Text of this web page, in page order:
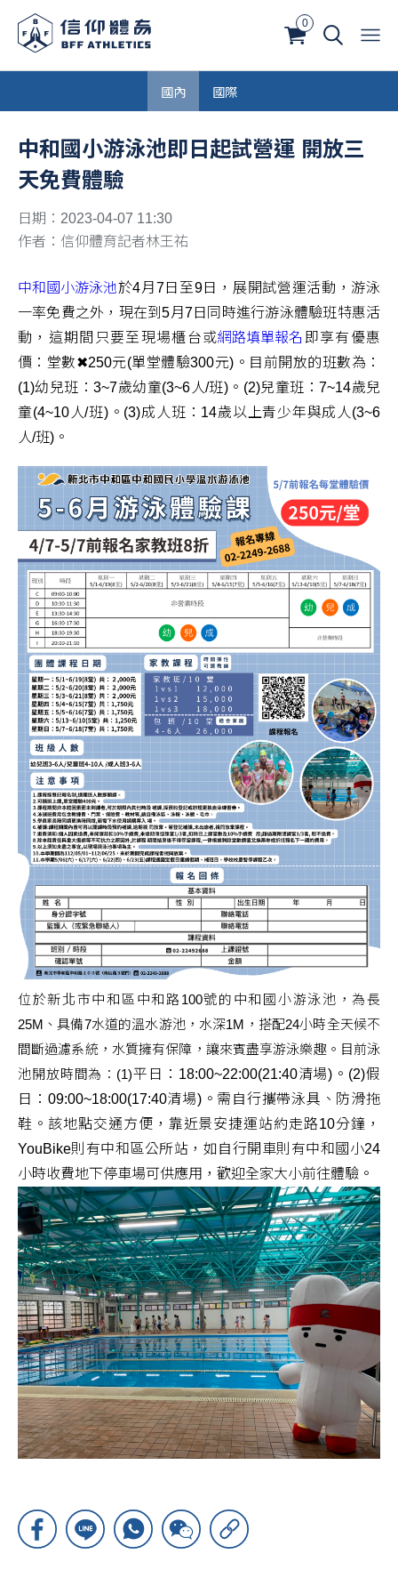
0
國內 國際
中和國小游泳池即日起試營運 開放三
天免費體驗
日期：2023-04-07 11:30
作者：信仰體育記者林王祐
中和國小游泳池於4月7日至9日，展開試營運活動，游泳
一率免費之外，現在到5月7日同時進行游泳體驗班特惠活
動，這期間只要至現場櫃台或網路填單報名 即享有優惠
價：堂數✖250元(單堂體驗300元)。目前開放的班數為：
(1)幼兒班：3~7歲幼童(3~6人/班)。(2)兒童班：7~14歲兒
童(4~10人/班)。(3)成人班：14歲以上青少年與成人(3~6
人/班)。
位於新北市中和區中和路100號的中和國小游泳池，為長
25M、具備7水道的溫水游池，水深1M，搭配24小時全天候不
間斷過濾系統，水質擁有保障，讓來賓盡享游泳樂趣。目前泳
池開放時間為：(1)平日：18:00~22:00(21:40清場)。(2)假
日：09:00~18:00(17:40清場)。需自行攜帶泳具、防滑拖
鞋。該地點交通方便，靠近景安捷運站約走路10分鐘，
YouBike則有中和區公所站，如自行開車則有中和國小24
小時收費地下停車場可供應用，歡迎全家大小前往體驗。